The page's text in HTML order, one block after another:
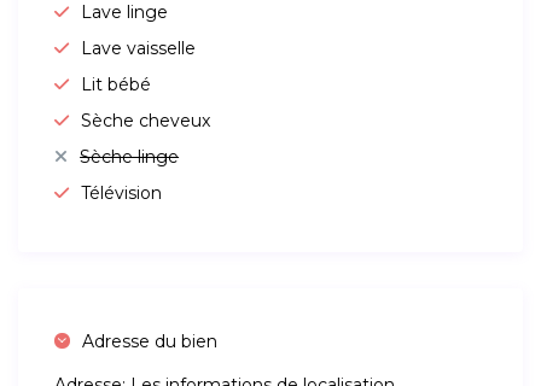
Lave linge
Lave vaisselle
Lit bébé
Sèche cheveux
Sèche linge
Télévision
Adresse du bien